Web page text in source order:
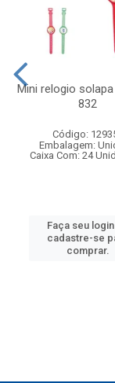
Mini relogio
832
Código:
Embalagem:
Caixa Com: 24
Faça seu
cadastre-se
comprar.